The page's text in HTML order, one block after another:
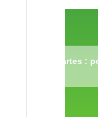
Cartes :